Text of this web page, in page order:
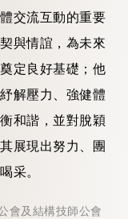
交流互動的重要
與情誼，為未來
定良好基礎；他
解壓力、強健體
和諧，並對脫穎
展現出努力、團
采。
會及結構技師公會